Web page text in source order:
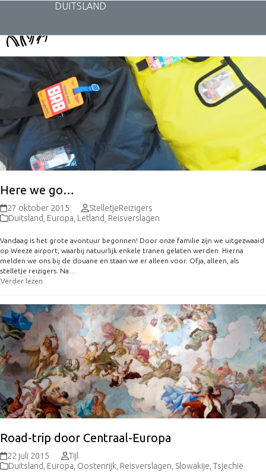
DUITSLAND
Here we go…
27 oktober 2015
StelletjeReizigers
Duitsland Europa Letland Reisverslagen
Vandaag is het grote avontuur begonnen! Door onze familie zijn we uitgezwaaid
op Weeze airport, waarbij natuurlijk enkele tranen gelaten werden. Hierna
melden we ons bij de douane en staan we er alleen voor. Ofja, alleen, als
stelletje reizigers. Na…
Verder lezen
Road-trip door Centraal-Europa
22 juli 2015
Tijl
Duitsland Europa Oostenrijk Reisverslagen Slowakije Tsjechië